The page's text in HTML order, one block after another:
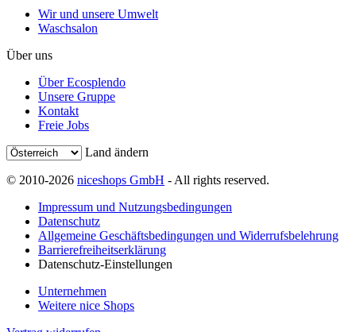
Wir und unsere Umwelt
Waschsalon
Über uns
Über Ecosplendo
Unsere Gruppe
Kontakt
Freie Jobs
Land ändern
© 2010-2026 niceshops GmbH - All rights reserved.
Impressum und Nutzungsbedingungen
Datenschutz
Allgemeine Geschäftsbedingungen und Widerrufsbelehrung
Barrierefreiheitserklärung
Datenschutz-Einstellungen
Unternehmen
Weitere nice Shops